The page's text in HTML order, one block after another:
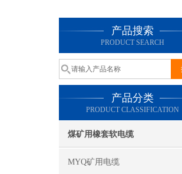
产品搜索
PRODUCT SEARCH
产品分类
PRODUCT CLASSIFICATION
煤矿用橡套软电缆
MYQ矿用电缆